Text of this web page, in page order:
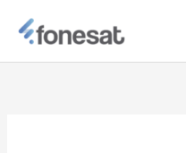
para
o